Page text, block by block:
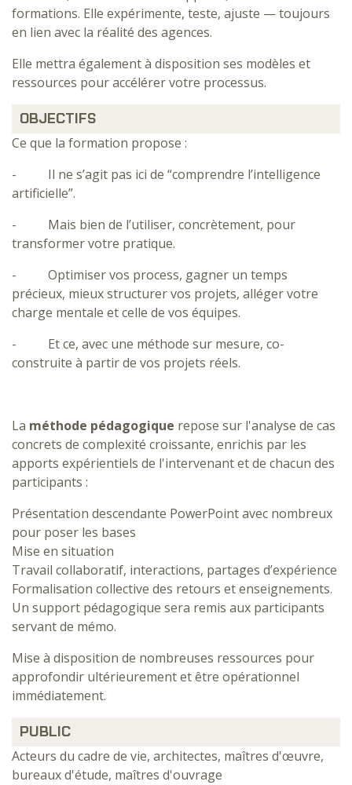
formations. Elle expérimente, teste, ajuste — toujours
en lien avec la réalité des agences.
Elle mettra également à disposition ses modèles et
ressources pour accélérer votre processus.
OBJECTIFS
Ce que la formation propose :
- Il ne s’agit pas ici de “comprendre l’intelligence
artificielle”.
- Mais bien de l’utiliser, concrètement, pour
transformer votre pratique.
- Optimiser vos process, gagner un temps
précieux, mieux structurer vos projets, alléger votre
charge mentale et celle de vos équipes.
- Et ce, avec une méthode sur mesure, co-
construite à partir de vos projets réels.
La méthode pédagogique repose sur l'analyse de cas
concrets de complexité croissante, enrichis par les
apports expérientiels de l'intervenant et de chacun des
participants :
Présentation descendante PowerPoint avec nombreux
pour poser les bases
Mise en situation
Travail collaboratif, interactions, partages d’expérience
Formalisation collective des retours et enseignements.
Un support pédagogique sera remis aux participants
servant de mémo.
Mise à disposition de nombreuses ressources pour
approfondir ultérieurement et être opérationnel
immédiatement.
PUBLIC
Acteurs du cadre de vie, architectes, maîtres d'œuvre,
bureaux d'étude, maîtres d'ouvrage